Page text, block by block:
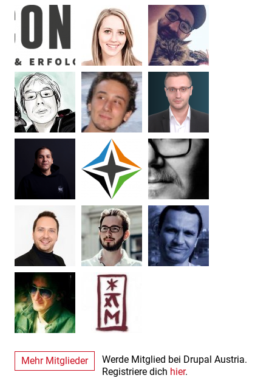
Mehr Mitglieder
Werde Mitglied bei Drupal Austria.
Registriere dich hier.